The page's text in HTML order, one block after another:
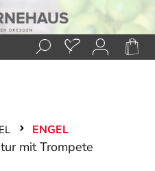
ENGEL
mit Trompete